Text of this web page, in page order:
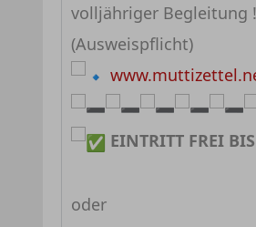
volljähriger Begleitung !
(Ausweispflicht)
EINTRITT FREI
oder ⁣⁣⠀